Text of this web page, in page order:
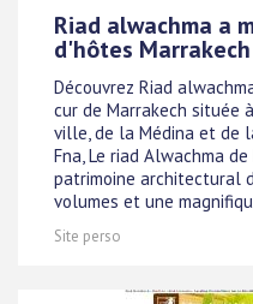
Riad alwachma a
d'hôtes Marrakech
Découvrez Riad
cur de Marrakech
ville, de la Médina et de
Fna, Le riad Alwachma
patrimoine architectural
volumes et une
Site perso